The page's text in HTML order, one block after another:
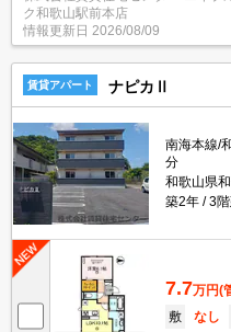
ク和歌山駅前本店
情報更新日 2026/08/09
賃貸アパート ナピカⅡ
南海本線/
分
和歌山県
築2年
3
7.7万円(
敷
なし